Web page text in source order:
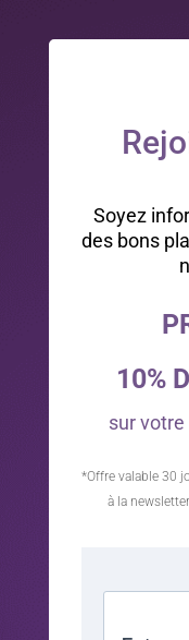
Soyez
des bons
10%
sur
*Offre valable 30
à la